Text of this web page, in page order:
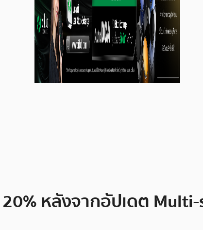
20% หลังจากอัปเดต